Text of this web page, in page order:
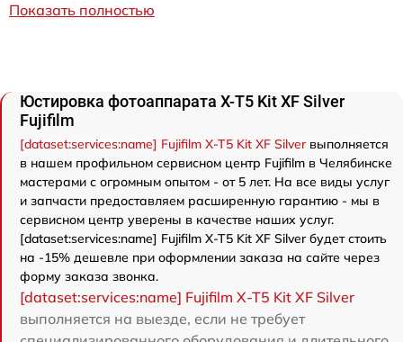
Показать полностью
Юстировка фотоаппарата X-T5 Kit XF Silver
Fujifilm
[dataset:services:name] Fujifilm X-T5 Kit XF Silverвыполняется
в нашем профильном сервисном центр Fujifilm в Челябинске
мастерами с огромным опытом - от 5 лет. На все виды услуг
и запчасти предоставляем расширенную гарантию - мы в
сервисном центр уверены в качестве наших услуг.
[dataset:services:name] Fujifilm X-T5 Kit XF Silver будет стоить
на -15% дешевле при оформлении заказа на сайте через
форму заказа звонка.
[dataset:services:name] Fujifilm X-T5 Kit XF Silver
выполняется на выезде, если не требует